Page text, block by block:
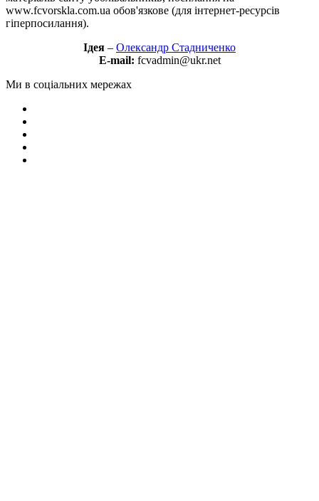
www.fcvorskla.com.ua обов'язкове (для інтернет-ресурсів
гіперпосилання).
Ідея – Олександр Стадниченко
E-mail: fcvadmin@ukr.net
Ми в соціальних мережах